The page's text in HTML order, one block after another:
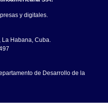
y digitales.
Habana, Cuba.
de Desarrollo de la